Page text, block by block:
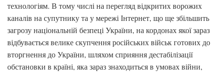
технологіям. В тому числі на перегляд відкритих ворожих
каналів на супутнику та у мережі Інтернет, що ще збільшить
загрозу національній безпеці України, на кордонах якої зараз
відбувається велике скупчення російських військ готових до
вторгнення до України, шляхом сприяння дестабілізації
обстановки в країні, яка зараз знаходиться в умовах війни,